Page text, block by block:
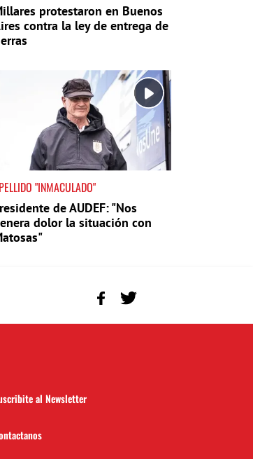
protestaron en Buenos
contra la ley de entrega de
"INMACULADO"
de AUDEF: "Nos
dolor la situación con
al Newsletter